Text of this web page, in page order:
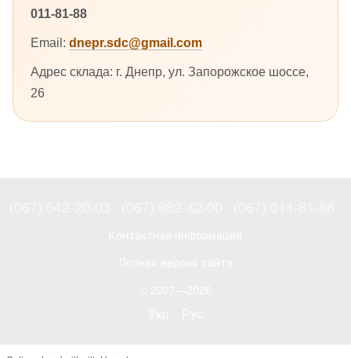
011-81-88
Email: dnepr.sdc@gmail.com
Адрес склада: г. Днепр, ул. Запорожское шоссе,
26